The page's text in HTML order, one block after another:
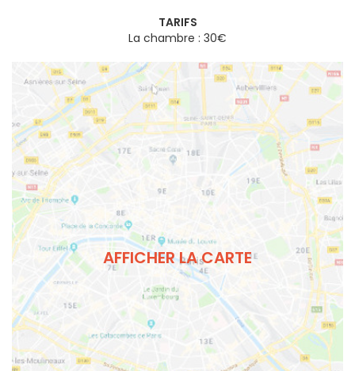
TARIFS
La chambre : 30€
AFFICHER LA CARTE